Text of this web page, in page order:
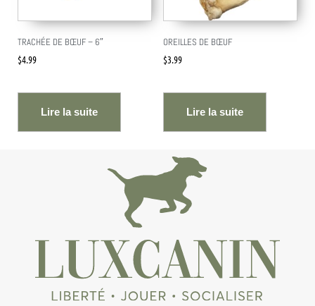
TRACHÉE DE BŒUF – 6″
$4.99
Lire la suite
OREILLES DE BŒUF
$3.99
Lire la suite